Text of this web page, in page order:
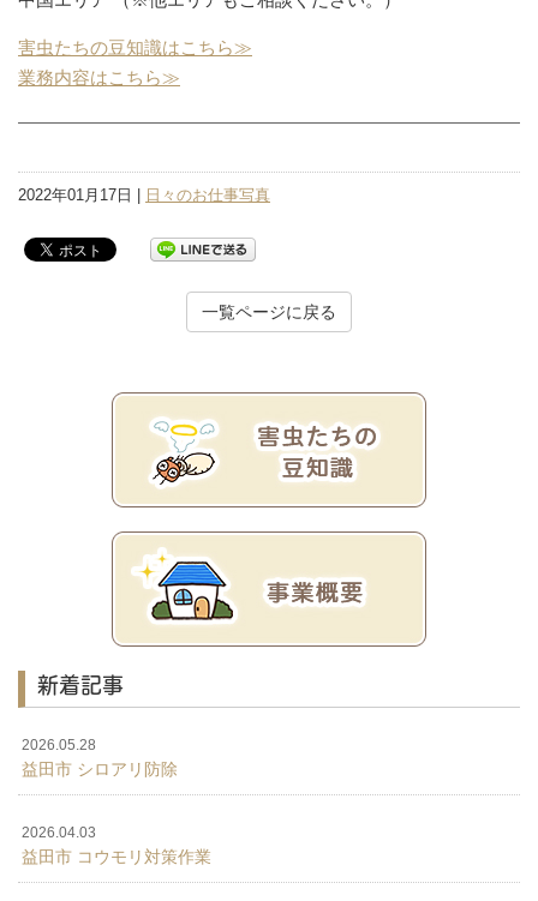
害虫たちの豆知識はこちら≫
業務内容はこちら≫
2022年01月17日 | 日々のお仕事写真
一覧ページに戻る
新着記事
2026.05.28
益田市 シロアリ防除
2026.04.03
益田市 コウモリ対策作業